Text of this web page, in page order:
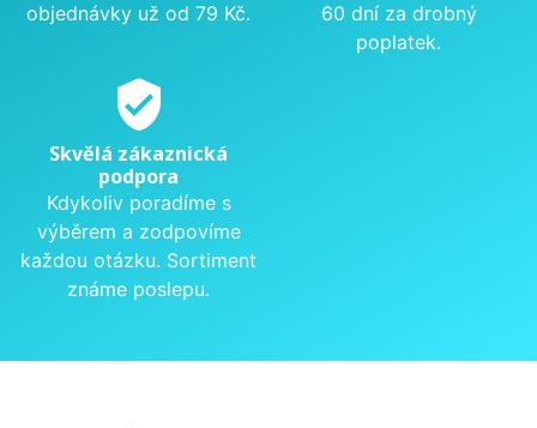
objednávky už od 79 Kč.
60 dní za drobný
poplatek.
verified_user
Skvělá zákaznická
podpora
Kdykoliv poradíme s
výběrem a zodpovíme
každou otázku. Sortiment
známe poslepu.